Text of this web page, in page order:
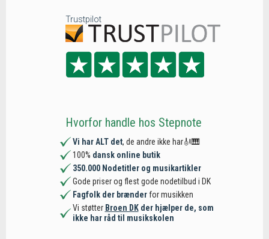
Trustpilot
Hvorfor handle hos Stepnote
Vi har ALT det, de andre ikke har🎻🎹
100% dansk online butik
350.000 Nodetitler og musikartikler
Gode priser og flest gode nodetilbud i DK
Fagfolk der brænderfor musikken
Vi støtter Broen DKder hjælper de, som
ikke har råd til musikskolen